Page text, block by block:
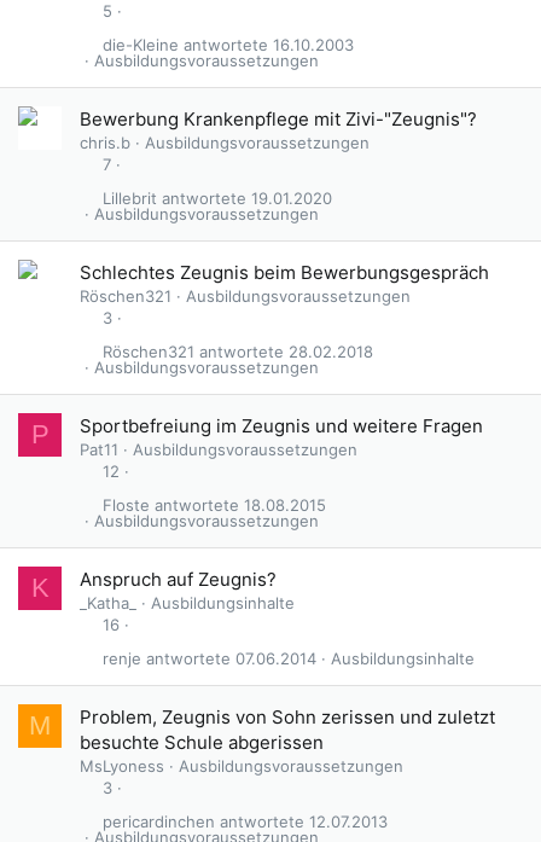
5
Ausbildungsvoraussetzungen
16.10.2003
die-Kleine
Bewerbung Krankenpflege mit Zivi-"Zeugnis"?
chris.b
Ausbildungsvoraussetzungen
7
Ausbildungsvoraussetzungen
19.01.2020
Lillebrit
Schlechtes Zeugnis beim Bewerbungsgespräch
Röschen321
Ausbildungsvoraussetzungen
3
Ausbildungsvoraussetzungen
28.02.2018
Röschen321
P Sportbefreiung im Zeugnis und weitere Fragen
Pat11
Ausbildungsvoraussetzungen
12
Ausbildungsvoraussetzungen
18.08.2015
Floste
K Anspruch auf Zeugnis?
_Katha_
Ausbildungsinhalte
16
Ausbildungsinhalte
07.06.2014
renje
M
Problem, Zeugnis von Sohn zerissen und zuletzt
besuchte Schule abgerissen
MsLyoness
Ausbildungsvoraussetzungen
3
Ausbildungsvoraussetzungen
12.07.2013
pericardinchen